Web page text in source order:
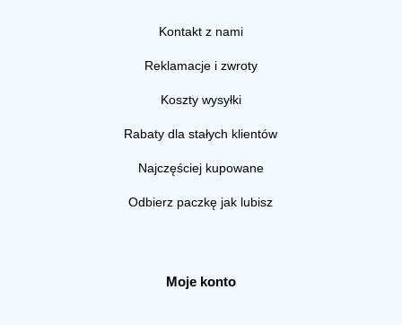
Kontakt z nami
Reklamacje i zwroty
Koszty wysyłki
Rabaty dla stałych klientów
Najczęściej kupowane
Odbierz paczkę jak lubisz
Moje konto